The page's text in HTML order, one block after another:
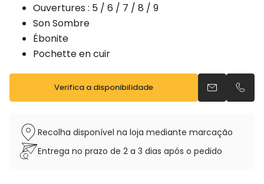
Ouvertures : 5 / 6 / 7 / 8 / 9
Son Sombre
Ébonite
Pochette en cuir
Verifica a disponibilidade Envia um e-
Recolha disponível na loja mediante marcação
Entrega no prazo de 2 a 3 dias após o pedido